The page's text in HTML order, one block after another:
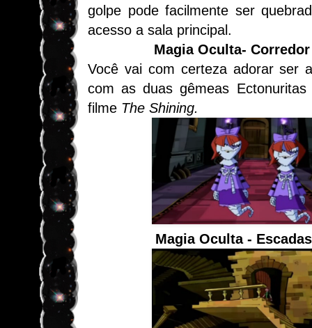
golpe pode facilmente ser
acesso a sala principal.
Magia Oculta-
Você vai com certeza adorar ser
com as duas gêmeas Ectonuritas
filme The Shining.
Magia Oculta -